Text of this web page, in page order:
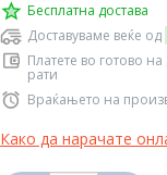
Бесплатна достава
Доставуваме веќе од
Платете во готово
рати
Враќањето на
Како да нарачате